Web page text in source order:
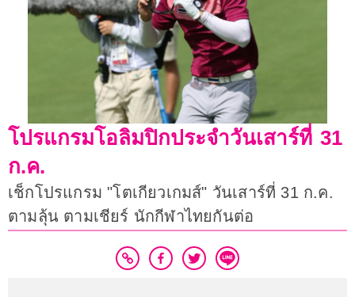
โปรแกรมโอลิมปิกประจำวันเสาร์ที่ 31
ก.ค.
เช็กโปรแกรม "โตเกียวเกมส์" วันเสาร์ที่ 31 ก.ค.
ตามลุ้น ตามเชียร์ นักกีฬาไทยกันต่อ